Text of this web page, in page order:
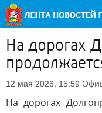
На дорогах
12 мая 2026, 15:59
На дорогах